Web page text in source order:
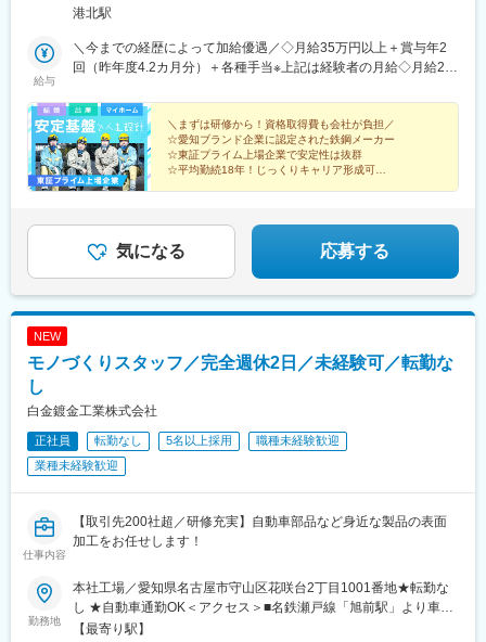
目指している方にピッタリ！立地も良いので通勤もしやすい♪＼寮
円/月）あり会社の食堂は日替わりメニューが1食250円 ※昼食のみ
寮の食堂は朝食250円、夕食400円
港北駅
給与
＼今までの経歴によって加給優遇／◇月給35万円以上＋賞与年2
回（昨年度4.2カ月分）＋各種手当※上記は経験者の月給◇月給25
約7カ月分の賞与支給実績も！※上記は未経験スタートの月給※非
交代勤務の場合は月給20万9,700円～28万1,000円＋賞与年2回
（昨年度4.2カ月分）＋各種手当
＼まずは研修から！資格取得費も会社が負担／
☆愛知ブランド企業に認定された鉄鋼メーカー
☆東証プライム上場企業で安定性は抜群
☆平均勤続18年！じっくりキャリア形成可能
気になる 応募する
NEW
モノづくりスタッフ／完全週休2日／未経験可／転勤な
し
白金鍍金工業株式会社
正社員 転勤なし 5名以上採用
職種未経験歓迎
業種未経験歓迎
仕事内容
【取引先200社超／研修充実】自動車部品など身近な製品の表面
加工をお任せします！
勤務地
本社工場／愛知県名古屋市守山区花咲台2丁目1001番地★転勤な
し ★自動車通勤OK＜アクセス＞■名鉄瀬戸線「旭前駅」より車8
分■バス停「志段味西小学校」より徒歩11分※受動喫煙対策あり
【最寄り駅】